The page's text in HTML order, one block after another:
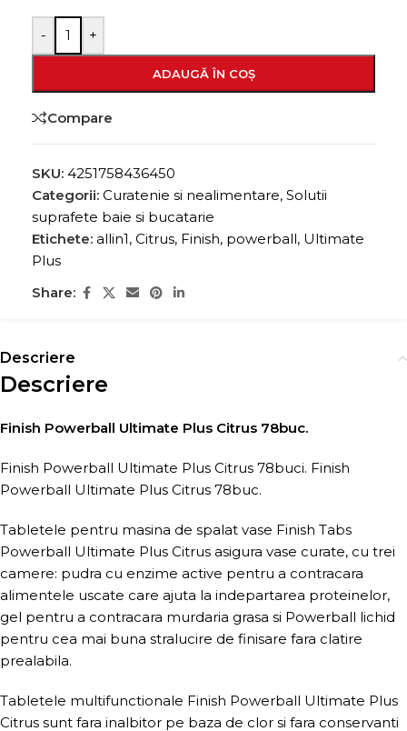
- +
ADAUGĂ ÎN COȘ
Compare
SKU: 4251758436450
Categorii: Curatenie si nealimentare, Solutii
suprafete baie si bucatarie
Etichete: allin1, Citrus, Finish, powerball, Ultimate
Plus
Share:
Descriere
Descriere
Finish Powerball Ultimate Plus Citrus 78buc.
Finish Powerball Ultimate Plus Citrus 78buci. Finish
Powerball Ultimate Plus Citrus 78buc.
Tabletele pentru masina de spalat vase Finish Tabs
Powerball Ultimate Plus Citrus asigura vase curate, cu trei
camere: pudra cu enzime active pentru a contracara
alimentele uscate care ajuta la indepartarea proteinelor,
gel pentru a contracara murdaria grasa si Powerball lichid
pentru cea mai buna stralucire de finisare fara clatire
prealabila.
Tabletele multifunctionale Finish Powerball Ultimate Plus
Citrus sunt fara inalbitor pe baza de clor si fara conservanti